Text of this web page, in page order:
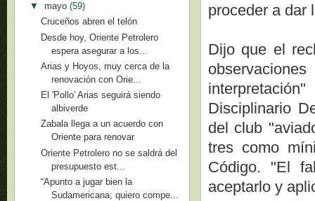
proceder a dar
Dijo que el
Disciplinario
del club
tres como
Código. "El
aceptarlo y
▼ mayo (59)
Cruceños abren el telón
Desde hoy, Oriente Petrolero
espera asegurar a los...
Arias y Hoyos, muy cerca de la
renovación con Orie...
El 'Pollo' Arias seguirá siendo
albiverde
Zabala llega a un acuerdo con
Oriente para renovar
Oriente Petrolero no se saldrá del
presupuesto est...
“Apunto a jugar bien la
Sudamericana; quiero compe...